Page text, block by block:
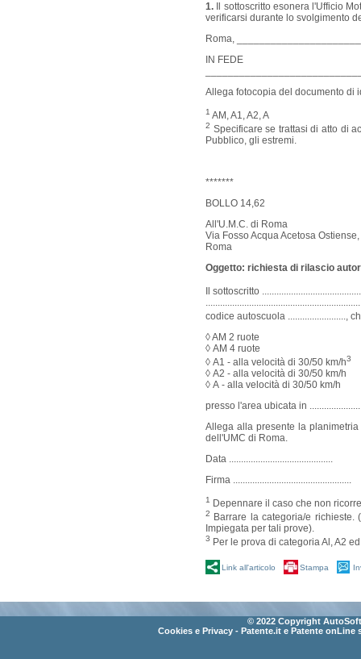
1. Il sottoscritto esonera l'Ufficio
verificarsi durante lo svolgimento
Roma,
IN FEDE
Allega fotocopia del documento di
1 AM, A1, A2, A
2 Specificare se trattasi di atto di
Pubblico, gli estremi.
*******
BOLLO 14,62
All'U.M.C. di Roma
Via Fosso Acqua Acetosa
Roma
Oggetto: richiesta di rilascio
Il sottoscritto
codice autoscuola ........................,
◊ AM 2 ruote
◊ AM 4 ruote
◊ A1 - alla velocità di 30/50 km/h3
◊ A2 - alla velocità di 30/50 km/h
◊ A - alla velocità di 30/50 km/h
presso l'area ubicata in
Allega alla presente la
dell'UMC di Roma.
Data ...........................................
Firma .................................................
1 Depennare il caso che non
2
Barrare la categoria/e
Impiegata per tali prove).
3 Per le prova di categoria Al, A2
Link all'articolo Stampa
© 2022 Copyright
Cookies e Privacy - Patente.it e Patente onLine